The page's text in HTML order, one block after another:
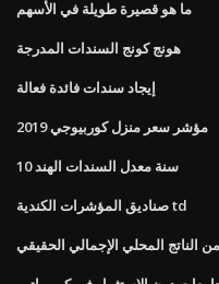
ما هو قصيرة طويلة في الأسهم
هونج كونج السندات المدرجة
إيجاد سندات فائدة فعالة
مؤشر سعر منزل كوربيوجي 2019
10 سنة معدل السندات الهند
صناديق المؤشرات الكندية td
الناتج المحلي الإجمالي الحقيقي